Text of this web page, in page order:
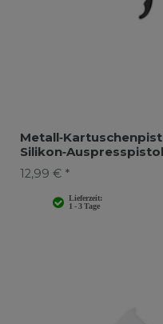
12,99 € *